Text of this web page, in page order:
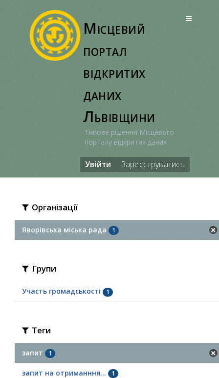
Місцевий
портал
відкритих
даних
Львівщини
Типове рішення Місцевого
порталу відкритих даних
Увійти Зареєструватись
Організації
Яворівська міська рада 1
Групи
Участь громадськості 1
Теги
запит 1
запит на отриманння... 1